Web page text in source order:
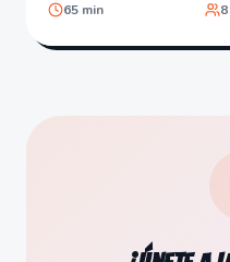
65 min 8